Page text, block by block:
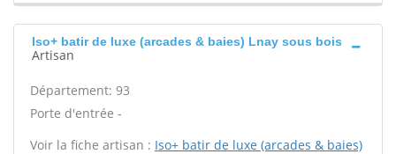
Iso+ batir de luxe (arcades & baies) Lnay sous bois
Artisan
Département: 93
Porte d'entrée -
Voir la fiche artisan : Iso+ batir de luxe (arcades & baies)